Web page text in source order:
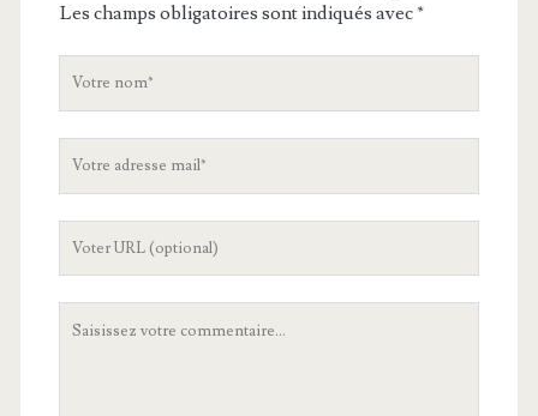
Les champs obligatoires sont indiqués avec*
V
n
m
V
a